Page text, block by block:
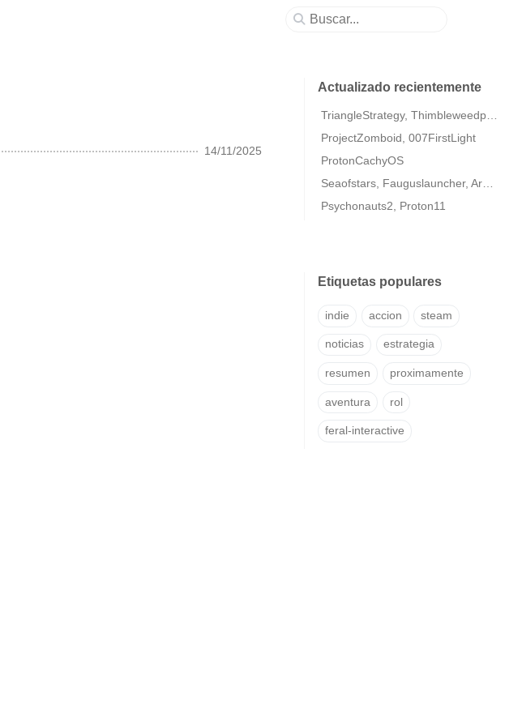
14/11/2025
Actualizado recientemente
ProjectZomboid, 007FirstLight
ProtonCachyOS
Psychonauts2, Proton11
Etiquetas populares
indie accion steam
noticias estrategia
resumen proximamente
aventura rol
feral-interactive